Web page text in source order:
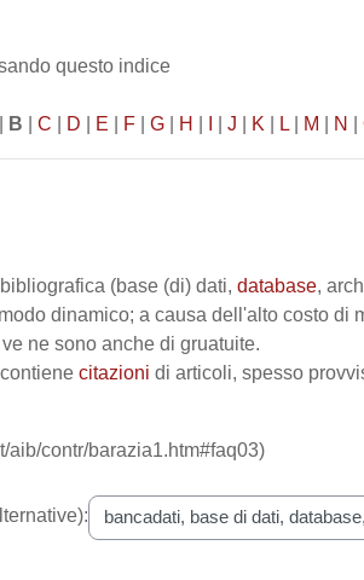
questo indice
B C D E F G H J K L M N
(base (di) dati, database,
dinamico; a causa dell'alto costo di
ne sono anche di gruatuite.
citazioni di articoli, spesso
aib/contr/barazia1.htm#faq03)